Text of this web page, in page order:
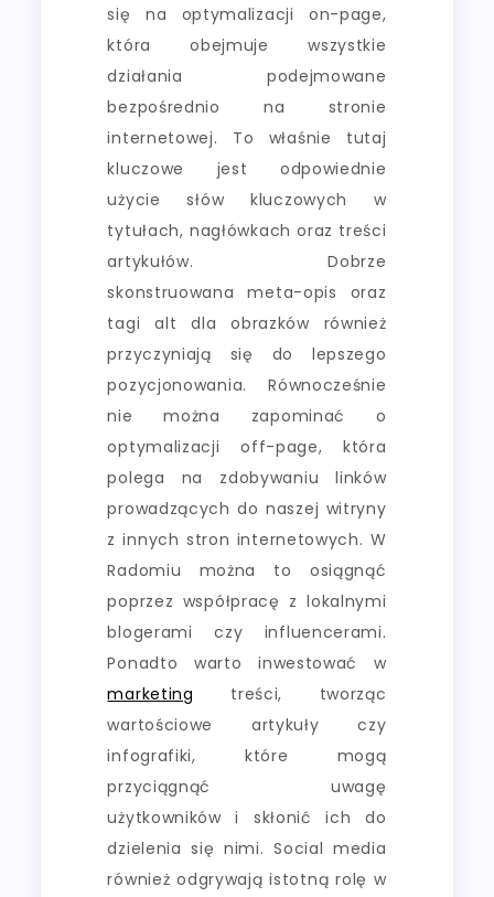
się na optymalizacji on-page,
która obejmuje wszystkie
działania podejmowane
bezpośrednio na stronie
internetowej. To właśnie tutaj
kluczowe jest odpowiednie
użycie słów kluczowych w
tytułach, nagłówkach oraz treści
artykułów. Dobrze
skonstruowana meta-opis oraz
tagi alt dla obrazków również
przyczyniają się do lepszego
pozycjonowania. Równocześnie
nie można zapominać o
optymalizacji off-page, która
polega na zdobywaniu linków
prowadzących do naszej witryny
z innych stron internetowych. W
Radomiu można to osiągnąć
poprzez współpracę z lokalnymi
blogerami czy influencerami.
Ponadto warto inwestować w
marketing treści, tworząc
wartościowe artykuły czy
infografiki, które mogą
przyciągnąć uwagę
użytkowników i skłonić ich do
dzielenia się nimi. Social media
również odgrywają istotną rolę w